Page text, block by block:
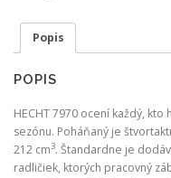
SET
Popis
POPIS
HECHT 7970 ocení každý,
sezónu. Poháňaný je
212 cm3. Štandardne je
radličiek, ktorých pracovný